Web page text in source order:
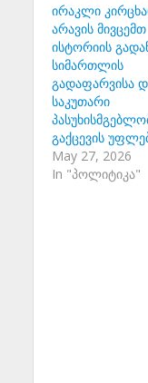
ირაკლი
არავის მივცემთ
ისტორიის
სიმართლის
გადაფარვისა
საკუთარი
გაქცევის
May 27, 2026
In "პოლიტიკა"